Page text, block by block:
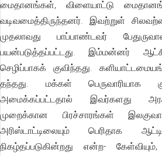
மைதானங்கள், விளையாட்டு
வடிவமைத்திருந்தனர். இவற்றுள்
முதலாவது பாப்பாண்டவர்
பயன்படுத்தப்பட்டது. இம்மன்னர்
செழிப்பாகக் குவிந்தது.
தந்தது. மக்கள் பெருவாரியாக
அமைக்கப்பட்டதால் இவர்களது
முறைக்கான பிரச்சாரங்கள்
அரிஸ்டாட்டிலையும் பெரிதாக
நிகழ்தப்படுகின்றது என்ற-